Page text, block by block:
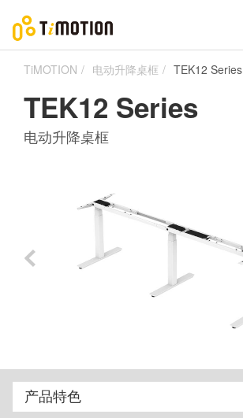
TiMOTION 电动升降桌框 TEK12 Series
TEK12 Series
电动升降桌框